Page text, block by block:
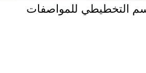
التخطيطي للمواصفات